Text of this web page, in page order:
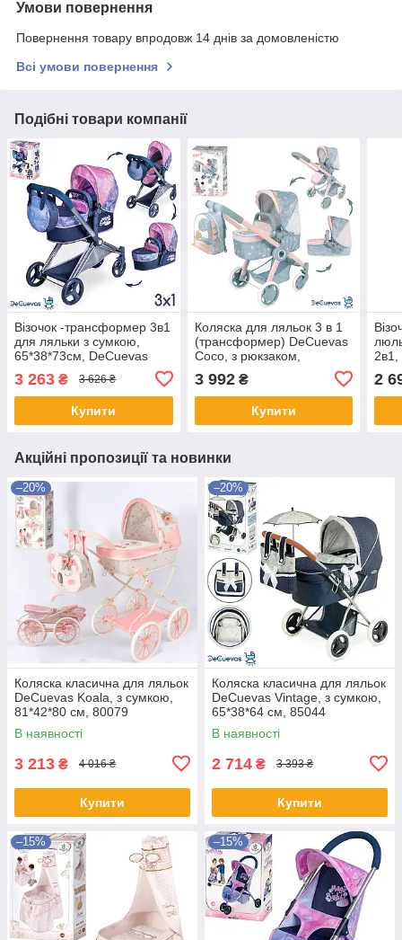
Умови повернення
Повернення товару впродовж 14 днів за домовленістю
Всі умови повернення
Подібні товари компанії
Візочок -трансформер 3в1
для ляльки з сумкою,
65*38*73см, DeCuevas
3 263 ₴ 3 626 ₴
Купити
Коляска для ляльок 3 в 1
(трансформер) DeCuevas
Coco, з рюкзаком,
3 992₴
Купити
2
Акційні пропозиції та новинки
–20%
Коляска класична для ляльок
DeCuevas Koala, з сумкою,
81*42*80 см, 80079
В наявності
3 213 ₴ 4 016 ₴
Купити
–20%
Коляска класична для ляльок
DeCuevas Vintage, з сумкою,
65*38*64 см, 85044
В наявності
2 714 ₴ 3 393 ₴
Купити
–15% –15%